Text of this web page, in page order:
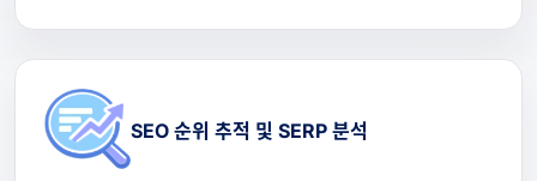
SEO 순위 추적 및 SERP 분석